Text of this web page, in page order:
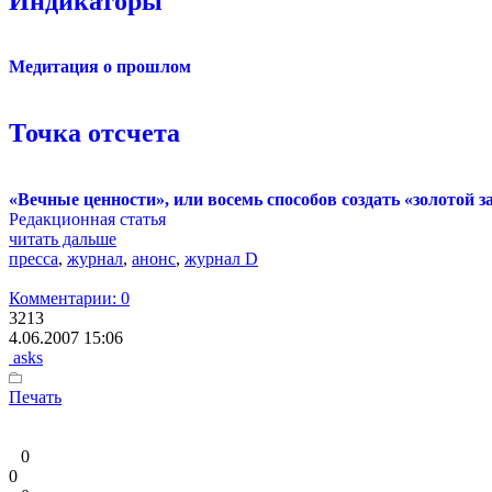
Медитация о прошлом
Точка отсчета
«Вечные ценности», или восемь способов создать «золотой
Редакционная статья
читать дальше
пресса, журнал, анонс, журнал D
Комментарии: 0
3213
4.06.2007 15:06
asks
Печать
0
0